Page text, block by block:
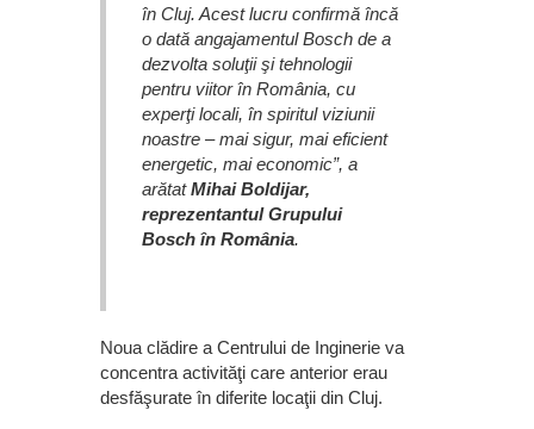
în Cluj. Acest lucru confirmă încă
o dată angajamentul Bosch de a
dezvolta soluţii şi tehnologii
pentru viitor în România, cu
experţi locali, în spiritul viziunii
noastre – mai sigur, mai eficient
energetic, mai economic”, a
arătatMihai Boldijar,
reprezentantul Grupului
Bosch în România.
Noua clădire a Centrului de Inginerie va
concentra activităţi care anterior erau
desfăşurate în diferite locaţii din Cluj.